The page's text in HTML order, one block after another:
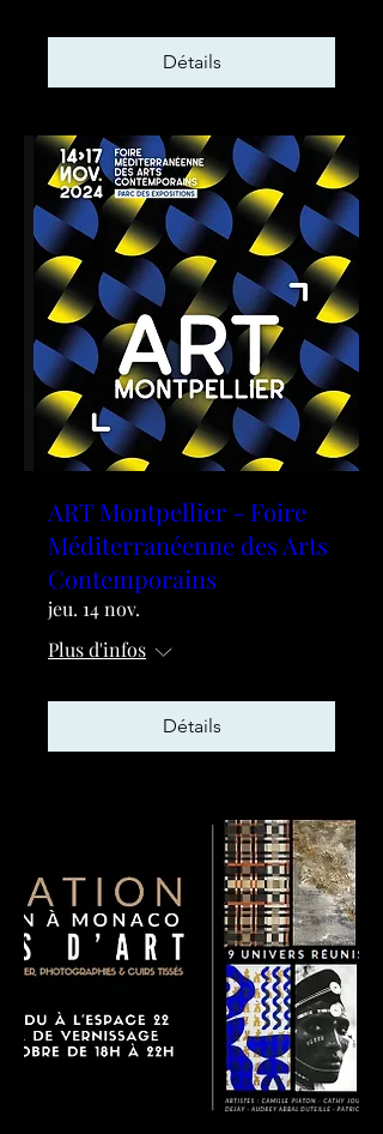
Détails
ART Montpellier - Foire
Méditerranéenne des Arts
Contemporains
jeu. 14 nov.
Plus d'infos
Détails